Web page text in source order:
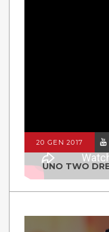
20 GEN 2017